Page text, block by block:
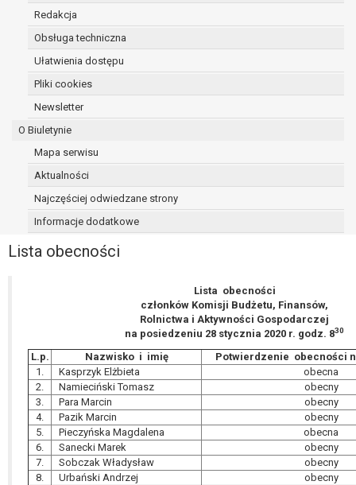
Redakcja
Obsługa techniczna
Ułatwienia dostępu
Pliki cookies
Newsletter
O Biuletynie
Mapa serwisu
Aktualności
Najczęściej odwiedzane strony
Informacje dodatkowe
Lista obecności
Lista obecności
członków Komisji Budżetu, Finansów,
Rolnictwa i Aktywności Gospodarczej
na posiedzeniu 28 stycznia 2020 r. godz. 830
L.p. Nazwisko i imię
Potwierdzenie obecności
1.
Kasprzyk Elżbieta
obecna
2.
Namieciński Tomasz
obecny
3.
Para Marcin
obecny
4.
Pazik Marcin
obecny
5.
Pieczyńska Magdalena
obecna
6.
Sanecki Marek
obecny
7.
Sobczak Władysław
obecny
8.
Urbański Andrzej obecny
Przysługuje Pani/Panu prawo wniesienia skargi do organu
nadzorczego na niezgodne z prawem przetwarzanie
danych osobowych przez administratora.
Organem właściwym do wniesienia skargi jest Prezes
Ochrony Danych Osobowych.
W zależności od sfery, w której przetwarzane są dane
podanie danych osobowych jest dobrowolne albo jest
ustawowym lub umownym.
podejmowaniu decyzji, w tym również profilowaniu.